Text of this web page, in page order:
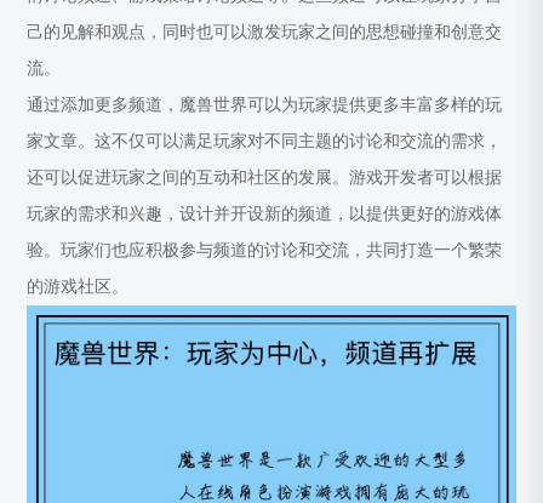
己的见解和观点，同时也可以激发玩家之间的思想碰撞和创意交
流。
通过添加更多频道，魔兽世界可以为玩家提供更多丰富多样的玩
家文章。这不仅可以满足玩家对不同主题的讨论和交流的需求，
还可以促进玩家之间的互动和社区的发展。游戏开发者可以根据
玩家的需求和兴趣，设计并开设新的频道，以提供更好的游戏体
验。玩家们也应积极参与频道的讨论和交流，共同打造一个繁荣
的游戏社区。